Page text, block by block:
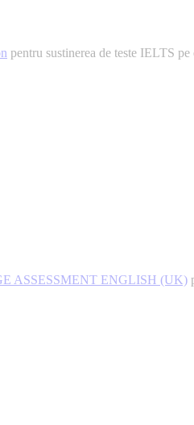
pentru sustinerea de teste IELTS
ASSESSMENT ENGLISH (UK)